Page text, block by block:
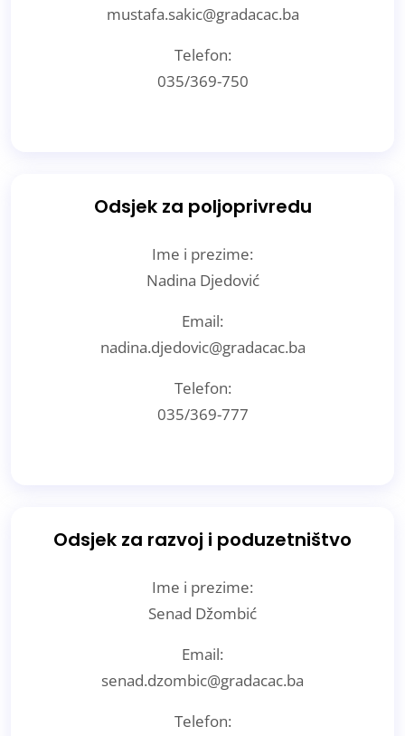
mustafa.sakic@gradacac.ba
Telefon:
035/369-750
Odsjek za poljoprivredu
Ime i prezime:
Nadina Djedović
Email:
nadina.djedovic@gradacac.ba
Telefon:
035/369-777
Odsjek za razvoj i poduzetništvo
Ime i prezime:
Senad Džombić
Email:
senad.dzombic@gradacac.ba
Telefon: